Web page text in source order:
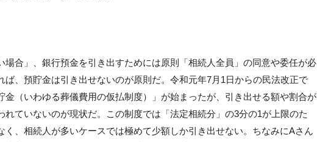
場合」、銀行預金を引き出すためには原則「相続人全員」の同意や委任が必
ば、預貯金は引き出せないのが原則だ。令和元年7月1日からの民法改正で
金（いわゆる葬儀費用の仮払制度）」が始まったが、引き出せる額や割合が
れていないのが現状だ。この制度では「法定相続分」の3分の1が上限のた
く、相続人が多いケースでは極めて少額しか引き出せない。ちなみにAさん